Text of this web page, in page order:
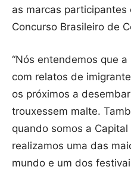
as marcas
Concurso Brasileiro de
“Nós entendemos que
com relatos de
os próximos a
trouxessem malte.
quando somos a
realizamos uma das
mundo e um dos